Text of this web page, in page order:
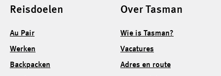
Reisdoelen
Au Pair
Werken
Backpacken
Over Tasman
Wie is Tasman?
Vacatures
Adres en route